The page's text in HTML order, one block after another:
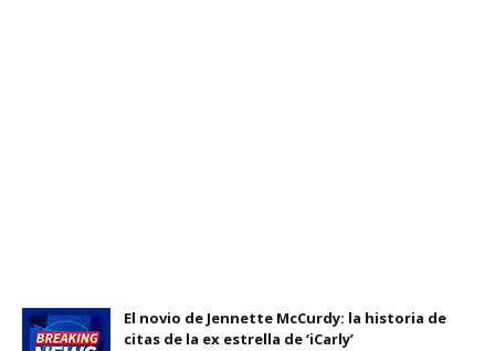
El novio de Jennette McCurdy: la historia de
citas de la ex estrella de ‘iCarly’